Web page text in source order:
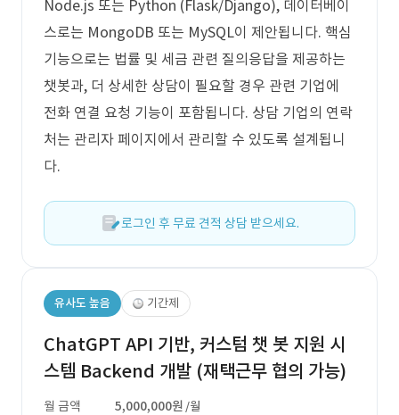
Node.js 또는 Python (Flask/Django), 데이터베이
스로는 MongoDB 또는 MySQL이 제안됩니다. 핵심
기능으로는 법률 및 세금 관련 질의응답을 제공하는
챗봇과, 더 상세한 상담이 필요할 경우 관련 기업에
전화 연결 요청 기능이 포함됩니다. 상담 기업의 연락
처는 관리자 페이지에서 관리할 수 있도록 설계됩니
다.
로그인 후 무료 견적 상담 받으세요.
유사도 높음 기간제
ChatGPT API 기반, 커스텀 챗 봇 지원 시
스템 Backend 개발 (재택근무 협의 가능)
월 금액 5,000,000원 /월